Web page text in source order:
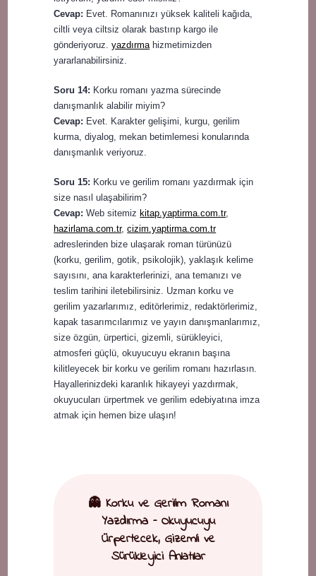
Cevap: Evet. Romanınızı yüksek kaliteli kağıda,
ciltli veya ciltsiz olarak bastırıp kargo ile
gönderiyoruz.yazdırma hizmetimizden
yararlanabilirsiniz.
Soru 14: Korku romanı yazma sürecinde
danışmanlık alabilir miyim?
Cevap: Evet. Karakter gelişimi, kurgu, gerilim
kurma, diyalog, mekan betimlemesi konularında
danışmanlık veriyoruz.
Soru 15: Korku ve gerilim romanı yazdırmak için
size nasıl ulaşabilirim?
Cevap: Web sitemizkitap.yaptirma.com.tr,
hazirlama.com.tr,cizim.yaptirma.com.tr
adreslerinden bize ulaşarak roman türünüzü
(korku, gerilim, gotik, psikolojik), yaklaşık kelime
sayısını, ana karakterlerinizi, ana temanızı ve
teslim tarihini iletebilirsiniz. Uzman korku ve
gerilim yazarlarımız, editörlerimiz, redaktörlerimiz,
kapak tasarımcılarımız ve yayın danışmanlarımız,
size özgün, ürpertici, gizemli, sürükleyici,
atmosferi güçlü, okuyucuyu ekranın başına
kilitleyecek bir korku ve gerilim romanı hazırlasın.
Hayallerinizdeki karanlık hikayeyi yazdırmak,
okuyucuları ürpertmek ve gerilim edebiyatına imza
atmak için hemen bize ulaşın!
👻 Korku ve Gerilim Romanı
Yazdırma – Okuyucuyu
Ürpertecek, Gizemli ve
Sürükleyici Anlatılar